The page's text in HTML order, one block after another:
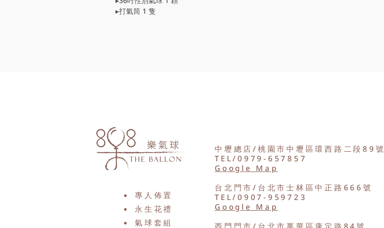
▸打氣筒 1 隻
專人佈置
永生花禮
氣球套組
中壢總店/桃園市中壢區環西路二段89號
TEL/0979-657857
Google Map
台北門市/台北市士林區中正路666號
TEL/0907-959723
Google Map
西門門市/台北市萬華區康定路84號